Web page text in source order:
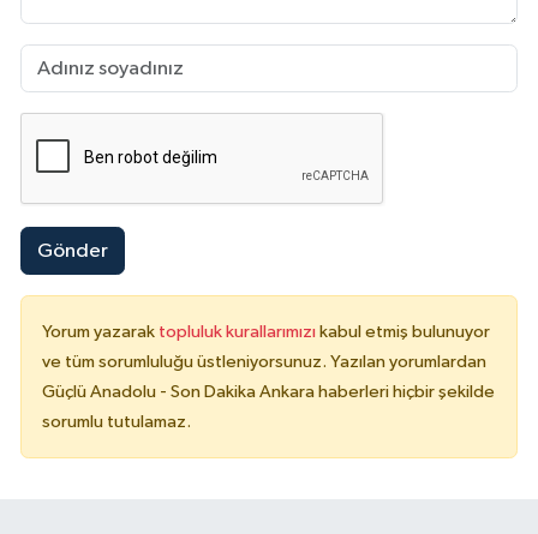
Gönder
Yorum yazarak topluluk kurallarımızı kabul etmiş bulunuyor
ve tüm sorumluluğu üstleniyorsunuz. Yazılan yorumlardan
Güçlü Anadolu - Son Dakika Ankara haberleri hiçbir şekilde
sorumlu tutulamaz.